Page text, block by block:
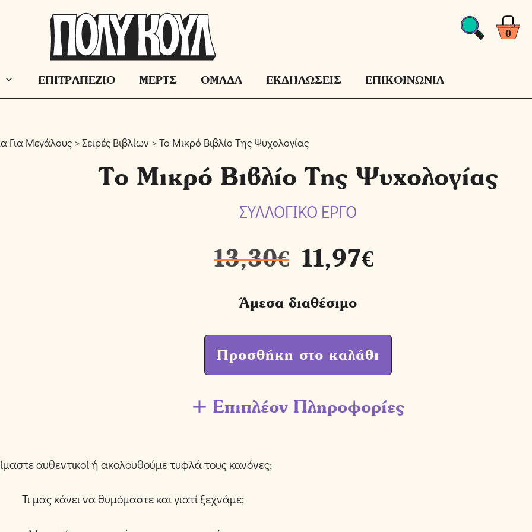
0
ΕΠΙΤΡΑΠΕΖΙΟ ΜΕΡΤΣ ΟΜΑΔΑ ΕΚΔΗΛΩΣΕΙΣ ΕΠΙΚΟΙΝΩΝΙΑ
Για Μεγάλους >Σειρές Βιβλίων > Το Μικρό Βιβλίο Της Ψυχολογίας
Το Μικρό Βιβλίο Της Ψυχολογίας
ΣΥΛΛΟΓΙΚΟ ΕΡΓΟ
13,30€ 11,97€
Άμεσα διαθέσιμο
Προσθήκη στο καλάθι
Επιπλέον Πληροφορίες
αυθεντικοί ή ακολουθούμε τυφλά τους κανόνες;
Τι μας κάνει να θυμόμαστε και γιατί ξεχνάμε;